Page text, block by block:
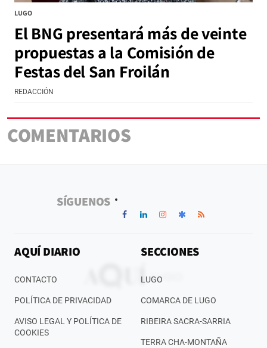
LUGO
El BNG presentará más de veinte
propuestas a la Comisión de
Festas del San Froilán
REDACCIÓN
COMENTARIOS
SÍGUENOS
AQUÍ DIARIO
CONTACTO
POLÍTICA DE PRIVACIDAD
AVISO LEGAL Y POLÍTICA DE
COOKIES
SECCIONES
LUGO
COMARCA DE LUGO
RIBEIRA SACRA-SARRIA
TERRA CHA-MONTAÑA